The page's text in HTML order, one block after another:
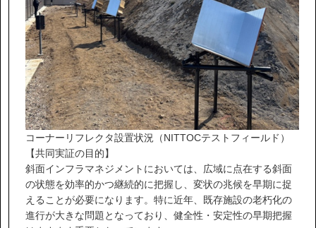
営業カタログダウンロード
協力会社の皆様へ
個人情報等保護ポリシー
このサイトの使い方
コーナーリフレクタ設置状況（NITTOCテストフィールド）
【共同実証の目的】
斜面インフラマネジメントにおいては、広域に点在する斜面
の状態を効率的かつ継続的に把握し、変状の兆候を早期に捉
えることが必要になります。特に近年、既存施設の老朽化の
進行が大きな問題となっており、健全性・安定性の早期把握